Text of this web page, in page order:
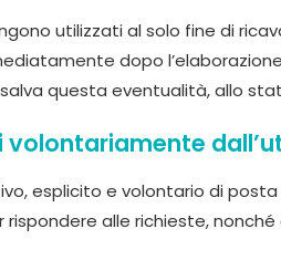
utilizzati al solo fine di
dopo
questa eventualità, allo
volontariamente
esplicito e volontario di
rispondere alle richieste,